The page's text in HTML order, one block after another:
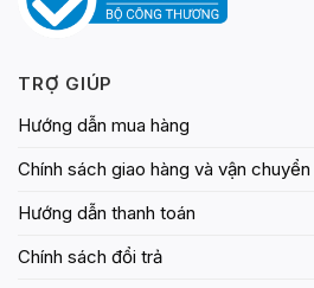
TRỢ GIÚP
Hướng dẫn mua hàng
Chính sách giao hàng và vận chuyển
Hướng dẫn thanh toán
Chính sách đổi trả